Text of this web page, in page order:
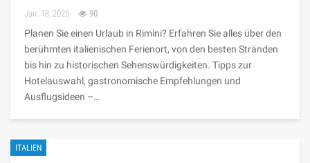
Jan. 18, 2025 90
Planen Sie einen Urlaub in Rimini? Erfahren Sie alles über den
berühmten italienischen Ferienort, von den besten Stränden
bis hin zu historischen Sehenswürdigkeiten. Tipps zur
Hotelauswahl, gastronomische Empfehlungen und
Ausflugsideen –…
ITALIEN